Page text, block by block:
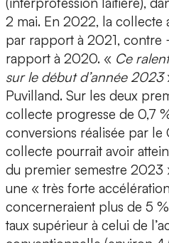
2 mai. En 2022, la collecte
par rapport à 2021, contre
rapport à 2020. « Ce
sur le début d’année 2023
Puvilland. Sur les deux
collecte progresse de 0,7
conversions réalisée par
collecte pourrait avoir
du premier semestre 2023
une « très forte
concerneraient plus de 5
taux supérieur à celui de